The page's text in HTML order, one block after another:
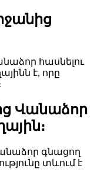
հասնելու
է, որը
Վանաձոր
գնացող
տևում է